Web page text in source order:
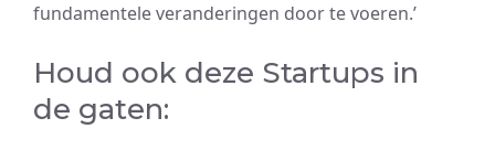
fundamentele veranderingen door te voeren.’
Houd ook deze Startups in
de gaten: